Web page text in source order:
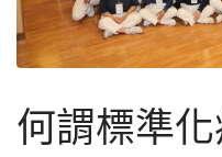
何謂標準